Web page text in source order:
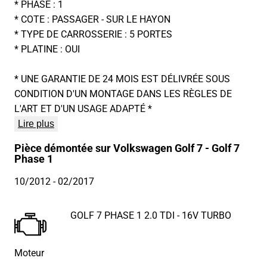
* PHASE : 1
* COTE : PASSAGER - SUR LE HAYON
* TYPE DE CARROSSERIE : 5 PORTES
* PLATINE : OUI
* UNE GARANTIE DE 24 MOIS EST DÉLIVRÉE SOUS
CONDITION D'UN MONTAGE DANS LES RÈGLES DE
L'ART ET D'UN USAGE ADAPTÉ *
Lire plus
Pièce démontée sur Volkswagen Golf 7 - Golf 7
Phase 1
10/2012- 02/2017
Moteur
GOLF 7 PHASE 1 2.0 TDI - 16V TURBO